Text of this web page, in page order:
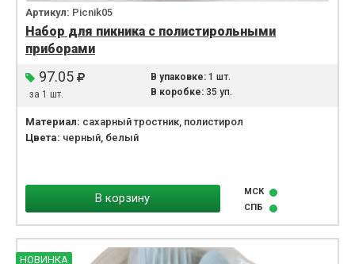
Артикул: Picnik05
Набор для пикника с полистирольными
приборами
97.05
за 1 шт.
В упаковке:1 шт.
В коробке:35 уп.
Материал: сахарный тростник, полистирол
Цвета: черный, белый
В корзину
МСК
СПБ
НОВИНКА